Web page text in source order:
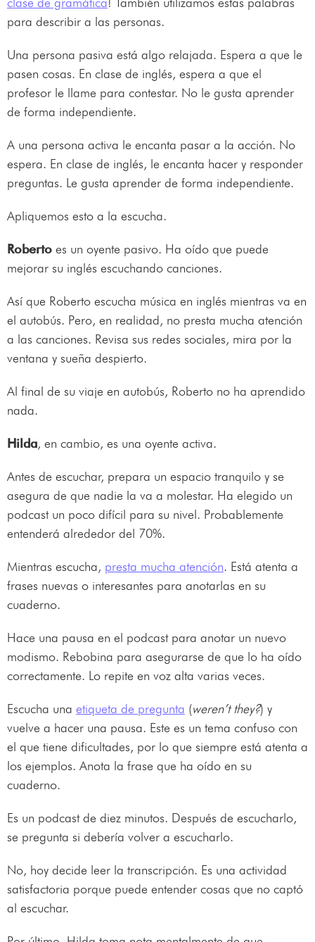
para describir a las personas.
Una persona pasiva está algo relajada. Espera a que le
pasen cosas. En clase de inglés, espera a que el
profesor le llame para contestar. No le gusta aprender
de forma independiente.
A una persona activa le encanta pasar a la acción. No
espera. En clase de inglés, le encanta hacer y responder
preguntas. Le gusta aprender de forma independiente.
Apliquemos esto a la escucha.
Roberto es un oyente pasivo. Ha oído que puede
mejorar su inglés escuchando canciones.
Así que Roberto escucha música en inglés mientras va en
el autobús. Pero, en realidad, no presta mucha atención
a las canciones. Revisa sus redes sociales, mira por la
ventana y sueña despierto.
Al final de su viaje en autobús, Roberto no ha aprendido
nada.
Hilda, en cambio, es una oyente activa.
Antes de escuchar, prepara un espacio tranquilo y se
asegura de que nadie la va a molestar. Ha elegido un
podcast un poco difícil para su nivel. Probablemente
entenderá alrededor del 70%.
Mientras escucha, presta mucha atención. Está atenta a
frases nuevas o interesantes para anotarlas en su
cuaderno.
Hace una pausa en el podcast para anotar un nuevo
modismo. Rebobina para asegurarse de que lo ha oído
correctamente. Lo repite en voz alta varias veces.
Escucha una etiqueta de pregunta (weren’t they?) y
vuelve a hacer una pausa. Este es un tema confuso con
el que tiene dificultades, por lo que siempre está atenta a
los ejemplos. Anota la frase que ha oído en su
cuaderno.
Es un podcast de diez minutos. Después de escucharlo,
se pregunta si debería volver a escucharlo.
No, hoy decide leer la transcripción. Es una actividad
satisfactoria porque puede entender cosas que no captó
al escuchar.